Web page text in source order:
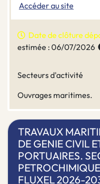
Accéder au site
Date de clôture
estimée : 06/07/2026
Secteurs d'activité
Ouvrages maritimes.
TRAVAUX
DE GENIE CIVIL
PORTUAIRES.
FLUXEL 2026-